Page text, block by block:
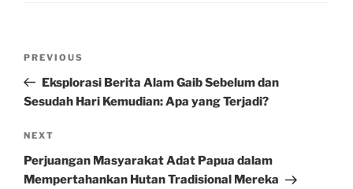
Previous
Post
PREVIOUS
Eksplorasi Berita Alam Gaib Sebelum dan
Sesudah Hari Kemudian: Apa yang Terjadi?
Next
Post
NEXT
Perjuangan Masyarakat Adat Papua dalam
Mempertahankan Hutan Tradisional Mereka